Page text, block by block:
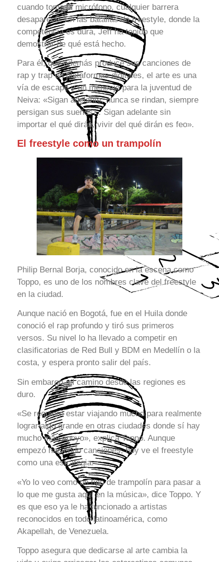
cuando toma el micrófono, cualquier barrera
desaparece. En las batallas de freestyle, donde la
competencia es dura, Jeff ha tenido que
demostrar de qué está hecho.
Para él, que además produce sus canciones de
rap y trap en plataformas digitales, el arte es una
vía de escape y un mensaje para la juventud de
Neiva: «Sigan adelante, nunca se rindan, siempre
persigan sus sueños… Sigan adelante sin
importar el qué dirán, vivir del qué dirán es feo».
El freestyle como un trampolín
Philip Bernal Borja, conocido en la escena como
Toppo, es uno de los nombres clave del freestyle
en la ciudad.
Aunque nació en Bogotá, fue en el Huila donde
conoció el rap profundo y tiró sus primeros
versos. Su nivel lo ha llevado a competir en
clasificatorias de Red Bull y BDM en Medellín o la
costa, y espera pronto salir del país.
Sin embargo, el camino desde las regiones es
duro.
«Se requiere estar viajando mucho para realmente
lograr algo grande en otras ciudades donde sí hay
mucho más apoyo», explica Toppo. Aunque
empezó haciendo canciones, hoy ve el freestyle
como una estrategia.
«Yo lo veo como un tipo de trampolín para pasar a
lo que me gusta aquí en la música», dice Toppo. Y
es que eso ya le ha funcionado a artistas
reconocidos en todo latinoamérica, como
Akapellah, de Venezuela.
Toppo asegura que dedicarse al arte cambia la